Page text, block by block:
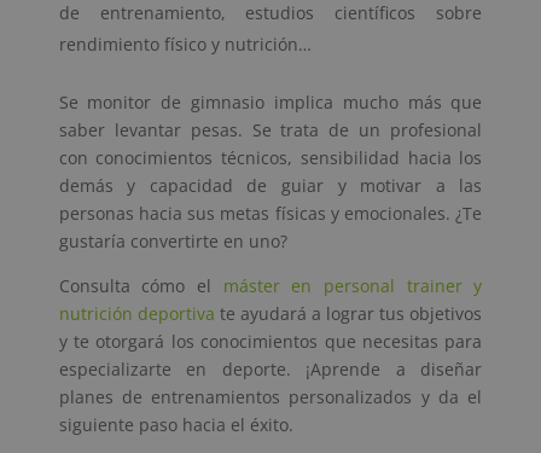
de entrenamiento, estudios científicos sobre
rendimiento físico y nutrición…
Se monitor de gimnasio implica mucho más que
saber levantar pesas. Se trata de un profesional
con conocimientos técnicos, sensibilidad hacia los
demás y capacidad de guiar y motivar a las
personas hacia sus metas físicas y emocionales. ¿Te
gustaría convertirte en uno?
Consulta cómo el máster en personal trainer y
nutrición deportiva te ayudará a lograr tus objetivos
y te otorgará los conocimientos que necesitas para
especializarte en deporte. ¡Aprende a diseñar
planes de entrenamientos personalizados y da el
siguiente paso hacia el éxito.